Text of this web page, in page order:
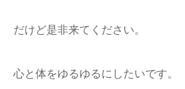
だけど是非来てください。
心と体をゆるゆるにしたいです。